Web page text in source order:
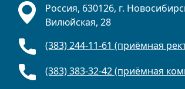
Россия, 630126, г.
Вилюйская, 28
(383) 244-11-61 (приёмная
(383) 383-32-42 (приёмная